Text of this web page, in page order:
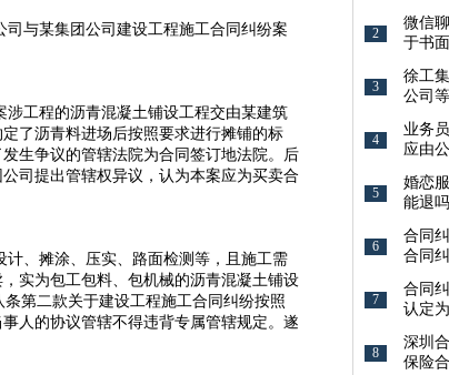
司与某集团公司建设工程施工合同纠纷案
工程的沥青混凝土铺设工程交由某建筑
了沥青料进场后按照要求进行摊铺的标
生争议的管辖法院为合同签订地法院。后
司提出管辖权异议，认为本案应为买卖合
、摊涂、压实、路面检测等，且施工需
实为包工包料、包机械的沥青混凝土铺设
第二款关于建设工程施工合同纠纷按照
人的协议管辖不得违背专属管辖规定。遂
2
微信
于书
3
徐工
公司
4
业务
应由
5
婚恋
能退
6
合同
合同
7
合同
认定
8
深圳
保险